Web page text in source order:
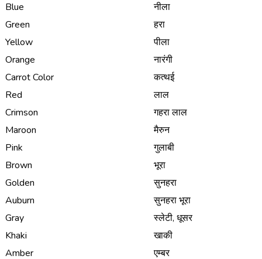
Blue
नीला
Green
हरा
Yellow
पीला
Orange
नारंगी
Carrot Color
कत्थई
Red
लाल
Crimson
गहरा लाल
Maroon
मैरुन
Pink
गुलाबी
Brown
भूरा
Golden
सुनहरा
Auburn
सुनहरा भूरा
Gray
स्लेटी, धूसर
Khaki
खाकी
Amber
एम्बर